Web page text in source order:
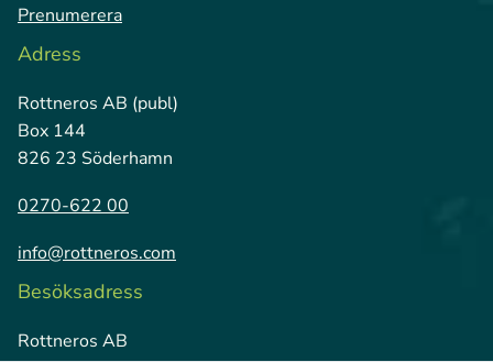
Prenumerera
Adress
Rottneros AB (publ)
Box 144
826 23 Söderhamn
0270-622 00
info@rottneros.com
Besöksadress
Rottneros AB